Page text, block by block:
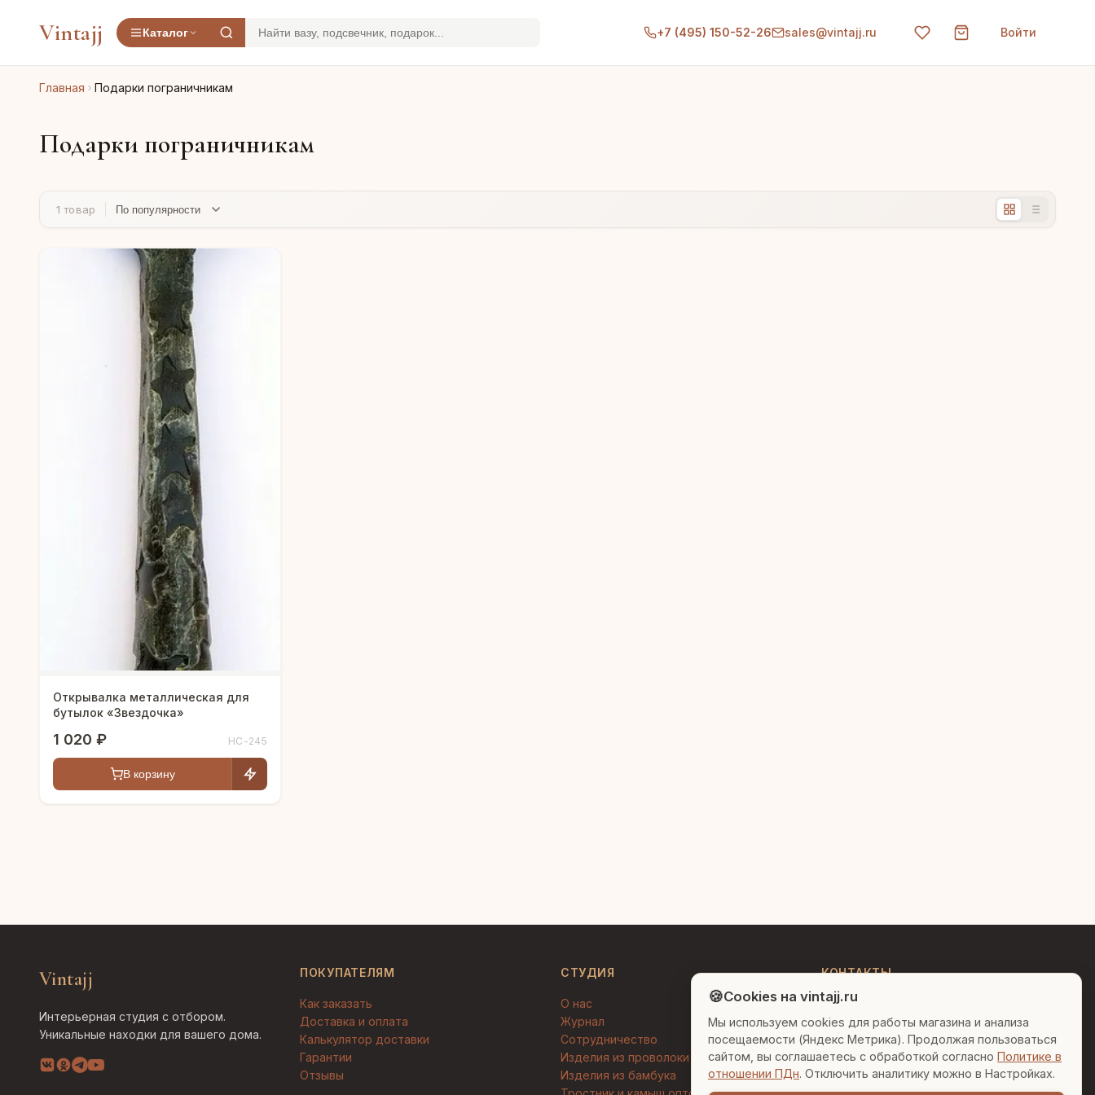
Vintajj Каталог +7 (495) 150-52-26 sales@vintajj.ru Войти
Главная Подарки пограничникам
Подарки пограничникам
1 товар
Открывалка металлическая для
бутылок «Звездочка»
1 020 ₽ HC-245
В корзину
Vintajj
Интерьерная студия с отбором.
Уникальные находки для вашего дома.
ПОКУПАТЕЛЯМ
Как заказать
Доставка и оплата
Калькулятор доставки
Гарантии
Отзывы
СТУДИЯ
О нас
Журнал
Сотрудничество
Изделия из проволоки
Изделия из бамбука
КОНТАКТЫ
+7 (495) 150-52-26
AI-консультант в Telegram
sales@vintajj.ru
Пн-Пт: 10:00 - 19:00
🍪Cookies на vintajj.ru
Мы используем cookies для работы магазина и анализа
посещаемости (Яндекс Метрика). Продолжая пользоваться
сайтом, вы соглашаетесь с обработкой согласно Политике в
отношении ПДн. Отключить аналитику можно в Настройках.
декору. Чем могу помочь?
Вазы для гостиной
Подарок до 5000₽
Сочетание металлов